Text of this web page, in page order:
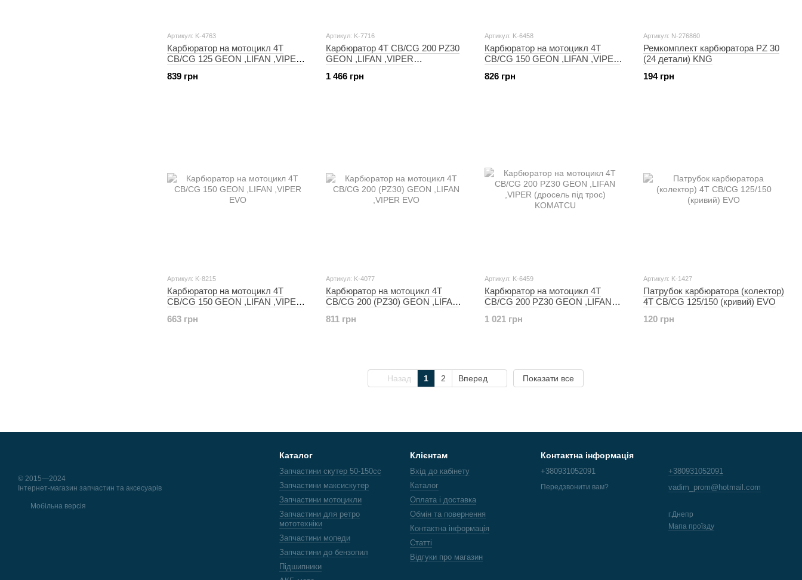
Артикул: K-4763
Карбюратор на мотоцикл 4T
CB/CG 125 GEON ,LIFAN ,VIPER
839 грн
Артикул: K-7716
Карбюратор 4T CB/CG 200 PZ30
GEON ,LIFAN ,VIPER
дросель під трос) KNG
1 466 грн
Артикул: K-6458
Карбюратор на мотоцикл 4T
CB/CG 150 GEON ,LIFAN ,VIPER
KOMATCU (mod.A)
826 грн
Артикул: N-276860
Ремкомплект карбюратора PZ 30
(24 детали) KNG
194 грн
Артикул: K-8215
Карбюратор на мотоцикл 4T
CB/CG 150 GEON ,LIFAN ,VIPER
663 грн
Артикул: K-4077
Карбюратор на мотоцикл 4T
CB/CG 200 (PZ30) GEON ,LIFAN
811 грн
Артикул: K-6459
Карбюратор на мотоцикл 4T
CB/CG 200 PZ30 GEON ,LIFAN
KOMATCU
1 021 грн
Артикул: K-1427
Патрубок карбюратора (колектор)
4T CB/CG 125/150 (кривий) EVO
120 грн
Назад 1 2 Вперед Показати все
© 2015—2024
Інтернет-магазин запчастин та аксесуарів
Мобільна версія
Каталог
Запчастини скутер 50-150cc
Запчастини максискутер
Запчастини мотоцикли
Запчастини для ретро
мототехніки
Запчастини мопеди
Запчастини до бензопил
Підшипники
Клієнтам
Вхід до кабінету
Каталог
Оплата і доставка
Обмін та повернення
Контактна інформація
Статті
Відгуки про магазин
Контактна інформація
+380931052091
Передзвонити вам?
+380931052091
vadim_prom@hotmail.com
г.Днепр
Мапа проїзду